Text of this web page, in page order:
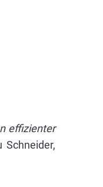
effizienter